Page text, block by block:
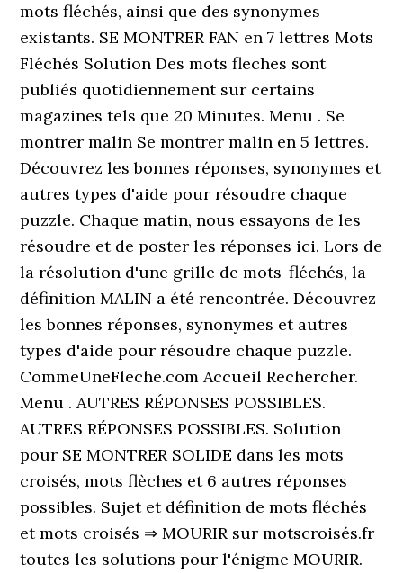
mots fléchés, ainsi que des synonymes
existants. SE MONTRER FAN en 7 lettres Mots
Fléchés Solution Des mots fleches sont
publiés quotidiennement sur certains
magazines tels que 20 Minutes. Menu . Se
montrer malin Se montrer malin en 5 lettres.
Découvrez les bonnes réponses, synonymes et
autres types d'aide pour résoudre chaque
puzzle. Chaque matin, nous essayons de les
résoudre et de poster les réponses ici. Lors de
la résolution d'une grille de mots-fléchés, la
définition MALIN a été rencontrée. Découvrez
les bonnes réponses, synonymes et autres
types d'aide pour résoudre chaque puzzle.
CommeUneFleche.com Accueil Rechercher.
Menu . AUTRES RÉPONSES POSSIBLES.
AUTRES RÉPONSES POSSIBLES. Solution
pour SE MONTRER SOLIDE dans les mots
croisés, mots flèches et 6 autres réponses
possibles. Sujet et définition de mots fléchés
et mots croisés ⇒ MOURIR sur motscroisés.fr
toutes les solutions pour l'énigme MOURIR.